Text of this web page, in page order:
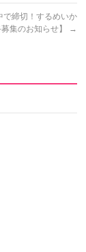
で締切！するめいか
集のお知らせ】
→